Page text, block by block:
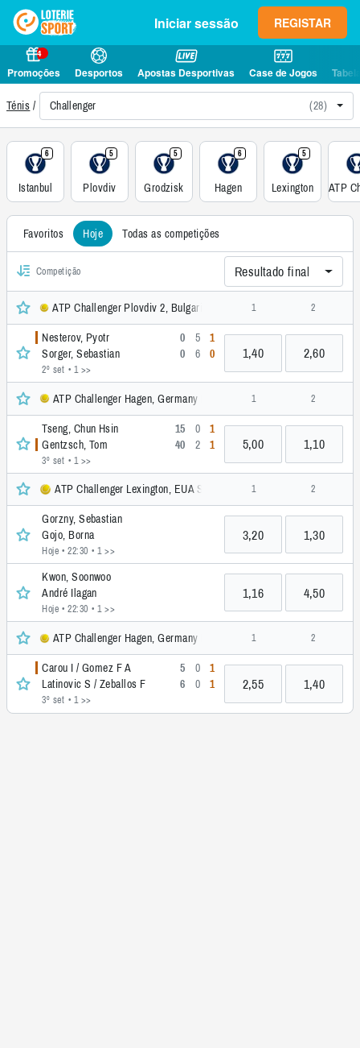
Iniciar sessão REGISTAR
4
Promoções Desportos Apostas Desportivas Case de Jogos
Ténis Challenger (28)
6
Istanbul
5
Plovdiv
5
Grodzisk
6
Hagen
5
Lexington
Favoritos Hoje Todas as competições
Competição Resultado final
ATP Challenger Plovdiv 2, Bulgaria Men Singles, Challenger
1 2
Nesterov, Pyotr
Sorger, Sebastian
2º set • 1 >>
0
0
5
6
1
0
1,40 2,60
ATP Challenger Hagen, Germany Men Singles, Challenger
1 2
Tseng, Chun Hsin
Gentzsch, Tom
3º set • 1 >>
15
40
0
2
1
1
5,00 1,10
ATP Challenger Lexington, EUA SM, Challenger
1 2
Gorzny, Sebastian
Gojo, Borna
Hoje • 22:30 • 1 >>
3,20 1,30
Kwon, Soonwoo
André Ilagan
Hoje • 22:30 • 1 >>
1,16 4,50
ATP Challenger Hagen, Germany Men Doubles, Challenger
1 2
Carou I / Gomez F A
Latinovic S / Zeballos F
3º set • 1 >>
5
6
0
0
1
1
2,55 1,40